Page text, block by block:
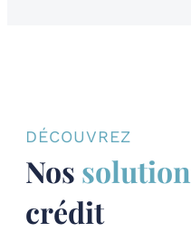
DÉCOUVREZ
Nos
crédit​